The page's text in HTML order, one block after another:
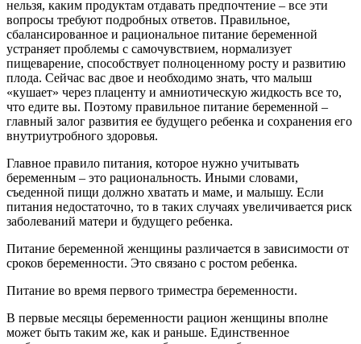
нельзя, каким продуктам отдавать предпочтение – все эти
вопросы требуют подробных ответов. Правильное,
сбалансированное и рациональное питание беременной
устраняет проблемы с самочувствием, нормализует
пищеварение, способствует полноценному росту и развитию
плода. Сейчас вас двое и необходимо знать, что малыш
«кушает» через плаценту и амниотическую жидкость все то,
что едите вы. Поэтому правильное питание беременной –
главный залог развития ее будущего ребенка и сохранения его
внутриутробного здоровья.
Главное правило питания, которое нужно учитывать
беременным – это рациональность. Иными словами,
съеденной пищи должно хватать и маме, и малышу. Если
питания недостаточно, то в таких случаях увеличивается риск
заболеваний матери и будущего ребенка.
Питание беременной женщины различается в зависимости от
сроков беременности. Это связано с ростом ребенка.
Питание во время первого триместра беременности.
В первые месяцы беременности рацион женщины вполне
может быть таким же, как и раньше. Единственное